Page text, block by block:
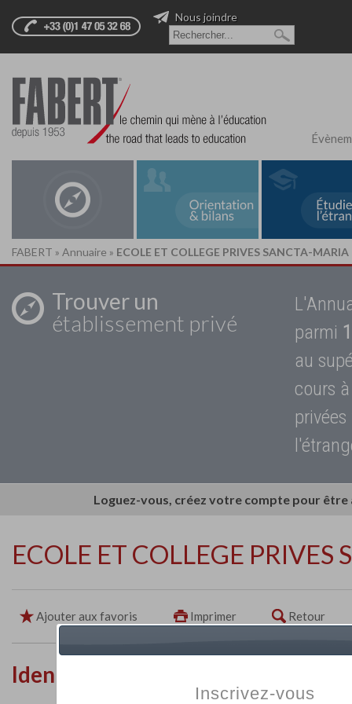
Nous joindre
FABERT » Annuaire » ECOLE ET COLLEGE PRIVES SANCTA-MARIA
Trouver un
établissement privé
parmi
au
cours
Loguez-vous, créez votre compte pour
ECOLE ET COLLEGE
Ajouter aux favoris Imprimer Retour
Identité de l'établissement
Inscrivez-vous